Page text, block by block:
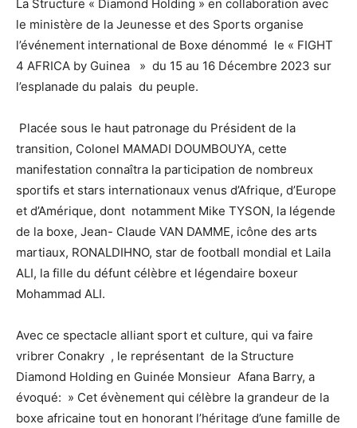
La Structure « Diamond Holding » en collaboration avec
le ministère de la Jeunesse et des Sports organise
l’événement international de Boxe dénommé le « FIGHT
4 AFRICA by Guinea » du 15 au 16 Décembre 2023 sur
l’esplanade du palais du peuple.
Placée sous le haut patronage du Président de la
transition, Colonel MAMADI DOUMBOUYA, cette
manifestation connaîtra la participation de nombreux
sportifs et stars internationaux venus d’Afrique, d’Europe
et d’Amérique, dont notamment Mike TYSON, la légende
de la boxe, Jean- Claude VAN DAMME, icône des arts
martiaux, RONALDIHNO, star de football mondial et Laila
ALI, la fille du défunt célèbre et légendaire boxeur
Mohammad ALI.
Avec ce spectacle alliant sport et culture, qui va faire
vribrer Conakry , le représentant de la Structure
Diamond Holding en Guinée Monsieur Afana Barry, a
évoqué: » Cet évènement qui célèbre la grandeur de la
boxe africaine tout en honorant l’héritage d’une famille de